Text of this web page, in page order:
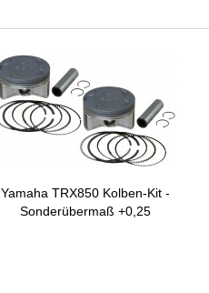
Yamaha TRX850 Kolben-Kit -
Sonderübermaß +0,25